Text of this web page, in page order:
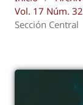
Vol. 17 Núm.
Sección Central